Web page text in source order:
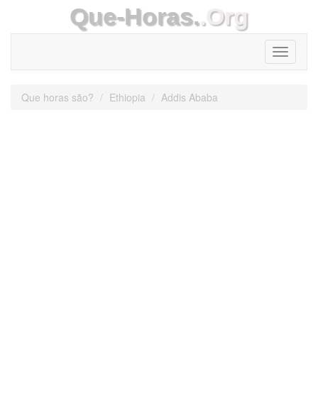
Que-Horas..Org
Toggle
Que horas são? Ethiopia Addis Ababa